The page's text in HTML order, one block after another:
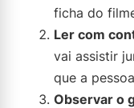
ficha do
Ler com
vai assistir
que a
Observar o